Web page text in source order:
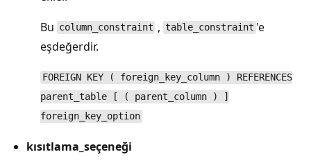
Bu column_constraint , table_constraint 'e
eşdeğerdir.
FOREIGN KEY ( foreign_key_column ) REFERENCES
parent_table [ ( parent_column ) ]
foreign_key_option
kısıtlama_seçeneği